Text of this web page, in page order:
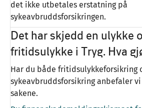
det ikke utbetales erstatning på
sykeavbruddsforsikringen.
Det har skjedd en ulykke
fritidsulykke i Tryg. Hva
Har du både fritidsulykkeforsikring
sykeavbruddsforsikring anbefaler
sakene.